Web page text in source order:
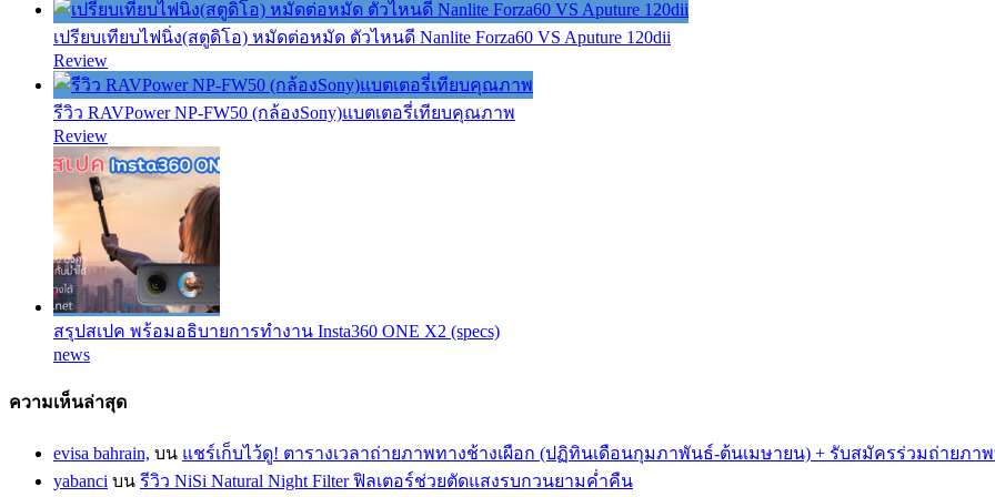
เปรียบเทียบไฟนิ่ง(สตูดิโอ) หมัดต่อหมัด ตัวไหนดี Nanlite Forza60 VS Aputure 120dii
Review
รีวิว RAVPower NP-FW50 (กล้องSony)แบตเตอรี่เทียบคุณภาพ
Review
สรุปสเปค พร้อมอธิบายการทำงาน Insta360 ONE X2 (specs)
news
ความเห็นล่าสุด
evisa bahrain, บน แชร์เก็บไว้ดู! ตารางเวลาถ่ายภาพทางช้างเผือก (ปฏิทินเดือนกุมภาพันธ์-ต้นเมษายน) + รับสมัครร่วมถ่ายภาพ
yabanci บน รีวิว NiSi Natural Night Filter ฟิลเตอร์ช่วยตัดแสงรบกวนยามค่ำคืน